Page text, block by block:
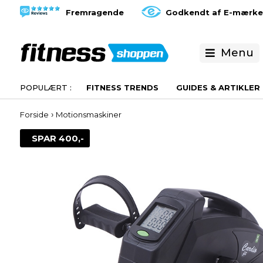
Fremragende Godkendt af E-
Menu
FITNESS TRENDS GUIDES & ARTIKLER
Forside › Motionsmaskiner
SPAR 400,-